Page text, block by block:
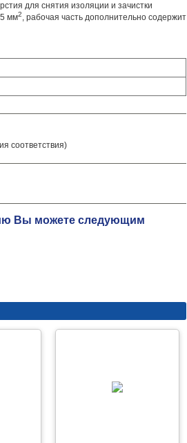
для снятия изоляции и зачистки
мм2, рабочая часть дополнительно содержит
соответствия)
Вы можете следующим